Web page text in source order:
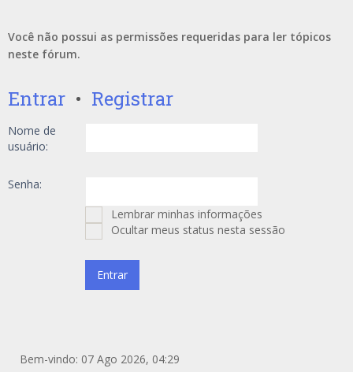
Você não possui as permissões requeridas para ler tópicos
neste fórum.
Entrar • Registrar
Nome de
usuário:
Senha:
Lembrar minhas informações
Ocultar meus status nesta sessão
Bem-vindo: 07 Ago 2026, 04:29